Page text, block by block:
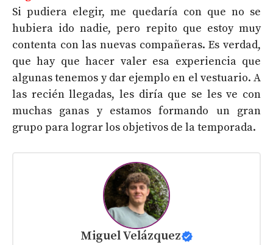
Si pudiera elegir, me quedaría con que no se
hubiera ido nadie, pero repito que estoy muy
contenta con las nuevas compañeras. Es verdad,
que hay que hacer valer esa experiencia que
algunas tenemos y dar ejemplo en el vestuario. A
las recién llegadas, les diría que se les ve con
muchas ganas y estamos formando un gran
grupo para lograr los objetivos de la temporada.
Miguel Velázquez